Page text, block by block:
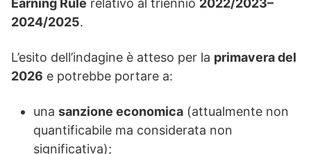
2024/2025.
L’esito dell’indagine è atteso per la primavera del
2026 e potrebbe portare a:
una sanzione economica (attualmente non
quantificabile ma considerata non
significativa);